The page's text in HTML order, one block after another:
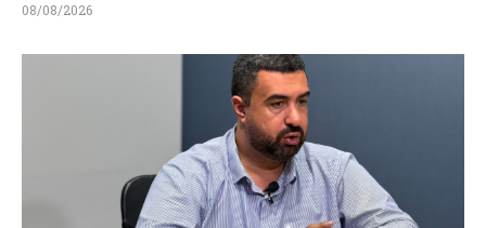
08/08/2026